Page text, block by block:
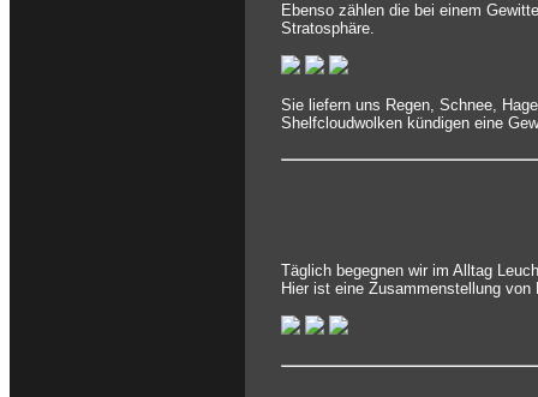
Ebenso zählen die bei einem
Stratosphäre.
Sie liefern uns Regen, Schnee,
Shelfcloudwolken kündigen eine
Täglich begegnen wir im Alltag
Hier ist eine Zusammenstellung